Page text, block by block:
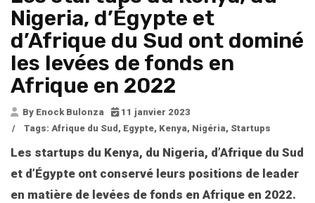
Nigeria, d’Égypte et
d’Afrique du Sud ont dominé
les levées de fonds en
Afrique en 2022
By Enock Bulonza
11 janvier 2023
/
Tags: Afrique du Sud , Egypte, Kenya, Nigéria, Startups
Les startups du Kenya, du Nigeria, d’Afrique du Sud
et d’Égypte ont conservé leurs positions de leader
en matière de levées de fonds en Afrique en 2022.